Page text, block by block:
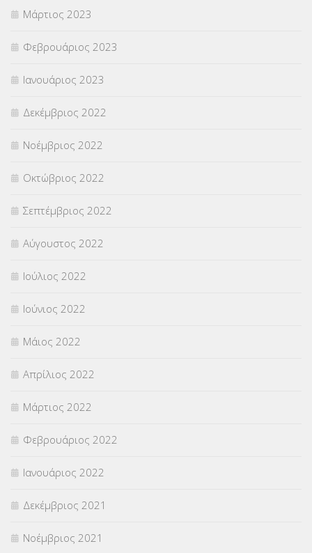
Μάρτιος 2023
Φεβρουάριος 2023
Ιανουάριος 2023
Δεκέμβριος 2022
Νοέμβριος 2022
Οκτώβριος 2022
Σεπτέμβριος 2022
Αύγουστος 2022
Ιούλιος 2022
Ιούνιος 2022
Μάιος 2022
Απρίλιος 2022
Μάρτιος 2022
Φεβρουάριος 2022
Ιανουάριος 2022
Δεκέμβριος 2021
Νοέμβριος 2021